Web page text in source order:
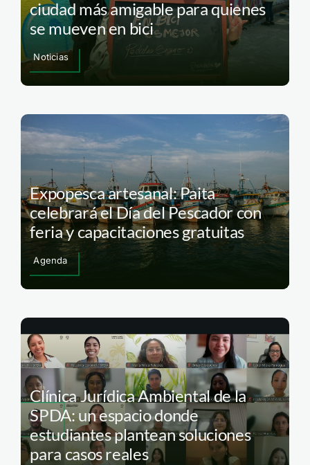
ciudad más amigable para quienes
se mueven en bici
Noticias
Expopesca artesanal: Paita
celebrará el Día del Pescador con
feria y capacitaciones gratuitas
Agenda
Clínica Jurídica Ambiental de la
SPDA: un espacio donde
estudiantes plantean soluciones
para casos reales